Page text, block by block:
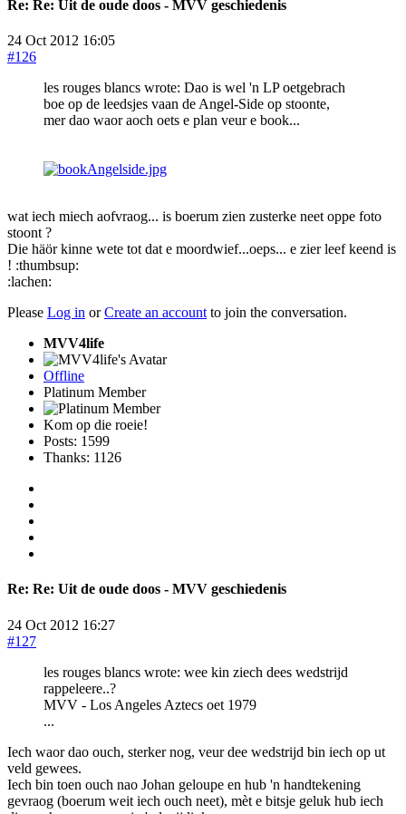
Re: Re: Uit de oude doos - MVV geschiedenis
24 Oct 2012 16:05
#126
les rouges blancs wrote: Dao is wel 'n LP oetgebrach
boe op de leedsjes vaan de Angel-Side op stoonte,
mer dao waor aoch oets e plan veur e book...
wat iech miech aofvraog... is boerum zien zusterke neet oppe foto
stoont ?
Die häör kinne wete tot dat e moordwief...oeps... e zier leef keend is
! :thumbsup:
:lachen:
Please Log in orCreate an account to join the conversation.
MVV4life
Offline
Platinum Member
Kom op die roeie!
Posts: 1599
Thanks: 1126
Re: Re: Uit de oude doos - MVV geschiedenis
24 Oct 2012 16:27
#127
les rouges blancs wrote: wee kin ziech dees wedstrijd
rappeleere..?
MVV - Los Angeles Aztecs oet 1979
...
Iech waor dao ouch, sterker nog, veur dee wedstrijd bin iech op ut
veld gewees.
Iech bin toen ouch nao Johan geloupe en hub 'n handtekening
gevraog (boerum weit iech ouch neet), mèt e bitsje geluk hub iech